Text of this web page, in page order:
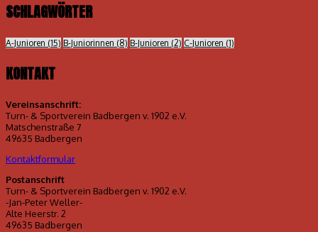
SCHLAGWÖRTER
A-Junioren (15) B-Juniorinnen (8) B-Junioren (2) C-Junioren (1)
KONTAKT
Vereinsanschrift:
Turn- & Sportverein Badbergen v. 1902 e.V.
Matschenstraße 7
49635 Badbergen
Kontaktformular
Postanschrift
Turn- & Sportverein Badbergen v. 1902 e.V.
-Jan-Peter Weller-
Alte Heerstr. 2
49635 Badbergen